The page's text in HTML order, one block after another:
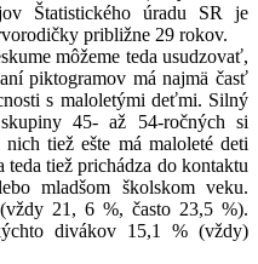
Štatistického úradu SR je
približne 29 rokov.
môžeme teda usudzovať,
piktogramov má najmä časť
s maloletými deťmi. Silný
45- až 54-ročných si
tiež ešte má maloleté deti
tiež prichádza do kontaktu
mladšom školskom veku.
21, 6 %, často 23,5 %).
divákov 15,1 % (vždy)